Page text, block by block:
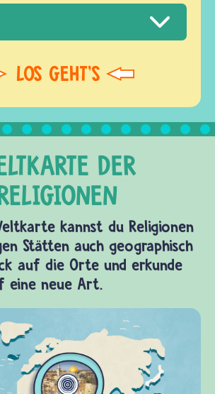
kannst du Religionen
Stätten auch geographisch
auf die Orte und erkunde
eine neue Art.